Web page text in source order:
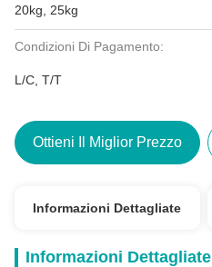
20kg, 25kg
Condizioni Di Pagamento:
L/C, T/T
Ottieni Il Miglior Prezzo
Informazioni Dettagliate
Informazioni Dettagliate